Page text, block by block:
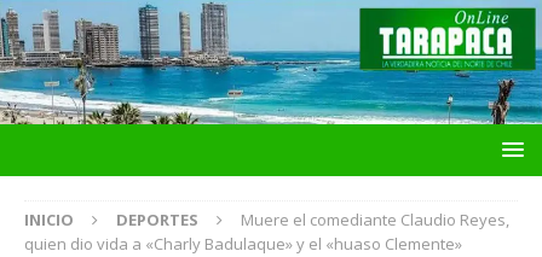
INICIO DEPORTES
Muere el comediante Claudio Reyes,
quien dio vida a «Charly Badulaque» y el «huaso Clemente»